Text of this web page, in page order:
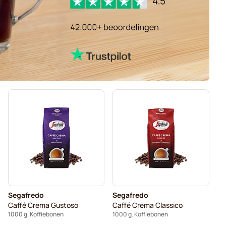
Segafredo
Caffé Crema Gustoso
1000 g. Koffiebonen
Segafredo
Caffé Crema Classico
1000 g. Koffiebonen